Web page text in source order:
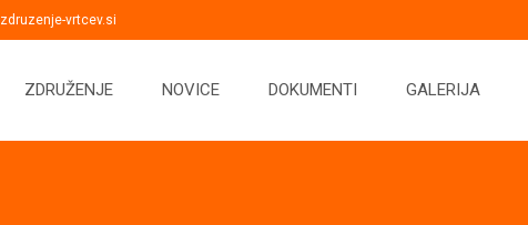
vrtcev.si
ZDRUŽENJE NOVICE DOKUMENTI GALERIJA